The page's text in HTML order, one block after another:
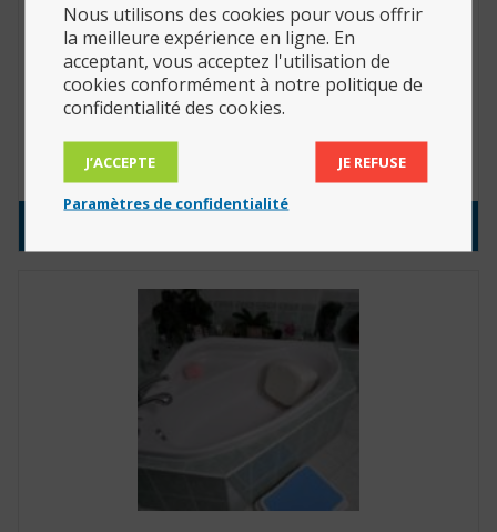
Lave-pied moussant avec pierre ponce (Réf. :
Nous utilisons des cookies pour vous offrir
la meilleure expérience en ligne. En
acceptant, vous acceptez l'utilisation de
cookies conformément à notre politique de
confidentialité des cookies.
J’ACCEPTE JE REFUSE
Paramètres de confidentialité